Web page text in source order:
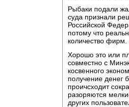
Рыбаки подали
суда признали
Российской
потому что
количество фирм.
Хорошо это или
совместно с
косвенного
получение денег
проичсходит
разоряются
других